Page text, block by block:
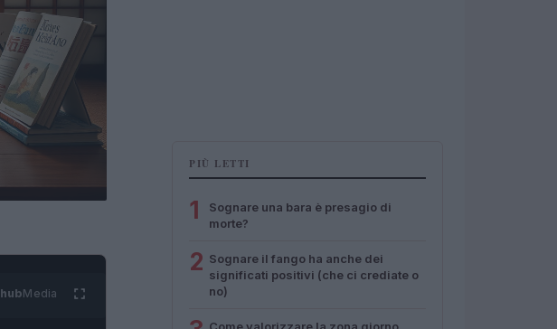
hubMedia
PIÙ LETTI
1
Sognare una bara è presagio di
morte?
2 Sognare il fango ha anche dei
significati positivi (che ci crediate o
no)